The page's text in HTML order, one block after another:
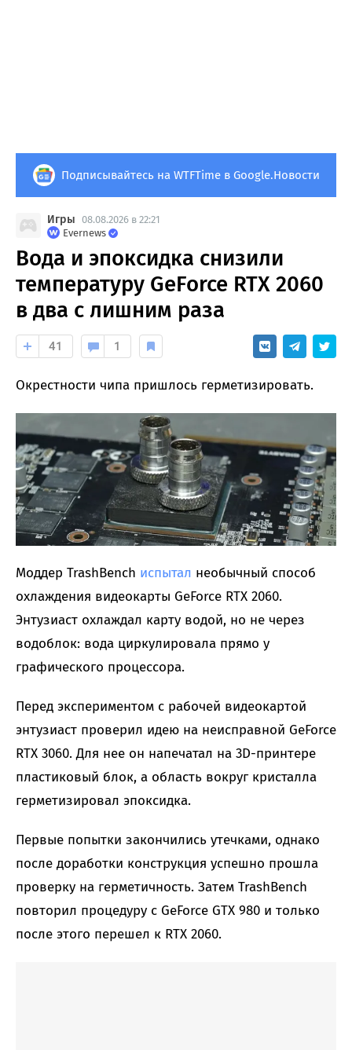
Подписывайтесь на WTFTime в Google.Новости
Игры 08.08.2026 в 22:21
Evernews
Вода и эпоксидка снизили
температуру GeForce RTX 2060
в два с лишним раза
41 1
Окрестности чипа пришлось герметизировать.
Моддер TrashBench испытал необычный способ
охлаждения видеокарты GeForce RTX 2060.
Энтузиаст охлаждал карту водой, но не через
водоблок: вода циркулировала прямо у
графического процессора.
Перед экспериментом с рабочей видеокартой
энтузиаст проверил идею на неисправной GeForce
RTX 3060. Для нее он напечатал на 3D-принтере
пластиковый блок, а область вокруг кристалла
герметизировал эпоксидка.
Первые попытки закончились утечками, однако
после доработки конструкция успешно прошла
проверку на герметичность. Затем TrashBench
повторил процедуру с GeForce GTX 980 и только
после этого перешел к RTX 2060.